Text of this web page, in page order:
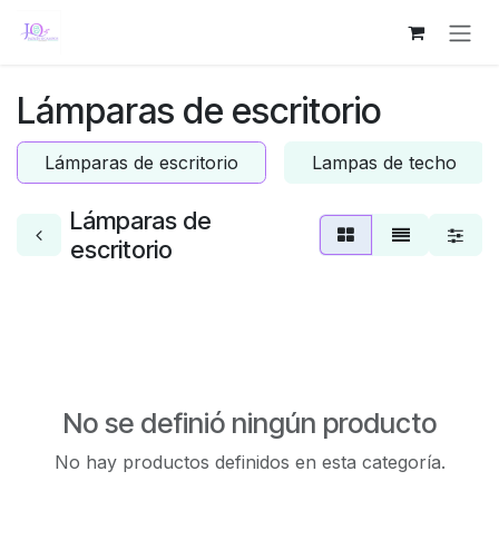
Lámparas de escritorio
Lámparas de escritorio Lampas de techo
Lámparas de
escritorio
No se definió ningún producto
No hay productos definidos en esta categoría.